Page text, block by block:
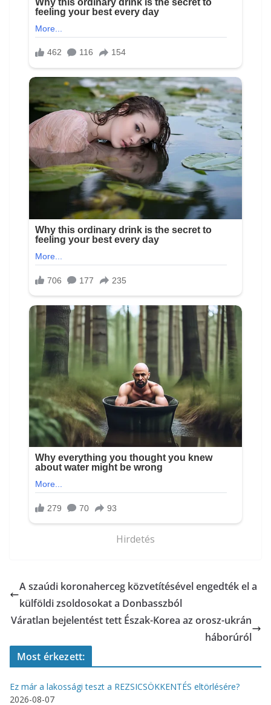
Hirdetés
A szaúdi koronaherceg közvetítésével engedték el a
külföldi zsoldosokat a Donbasszból
Váratlan bejelentést tett Észak-Korea az orosz-ukrán
háborúról
Most érkezett:
Ez már a lakossági teszt a REZSICSÖKKENTÉS eltörlésére?
2026-08-07